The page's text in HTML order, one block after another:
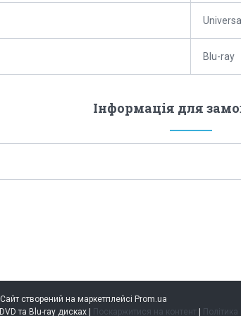
Blu-ray
Інформація для
Сайт створений на маркетплейсі Prom.ua
music.kiev.ua — музика на CD, MP3, DVD та Blu-ray дисках | Поскаржитися на контент | Політика